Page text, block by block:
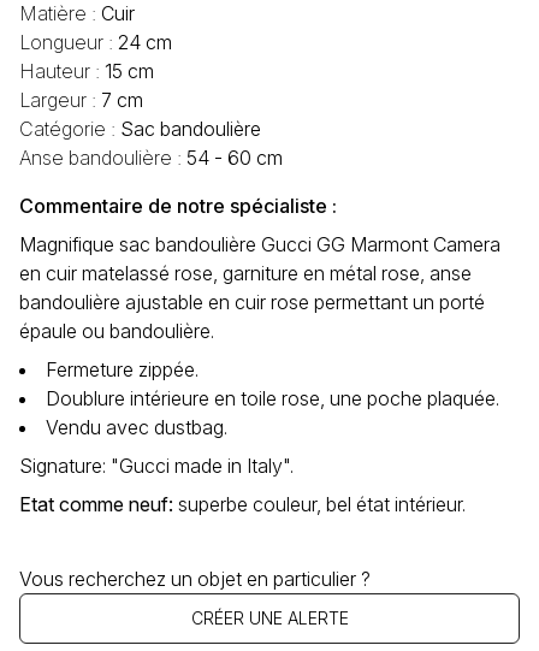
Matière : Cuir
Longueur : 24 cm
Hauteur : 15 cm
Largeur : 7 cm
Catégorie : Sac bandoulière
Anse bandoulière : 54 - 60 cm
Commentaire de notre spécialiste :
Magnifique sac bandoulière Gucci GG Marmont Camera
en cuir matelassé rose, garniture en métal rose, anse
bandoulière ajustable en cuir rose permettant un porté
épaule ou bandoulière.
Fermeture zippée.
Doublure intérieure en toile rose, une poche plaquée.
Vendu avec dustbag.
Signature: "Gucci made in Italy".
Etat comme neuf: superbe couleur, bel état intérieur.
Vous recherchez un objet en particulier ?
CRÉER UNE ALERTE